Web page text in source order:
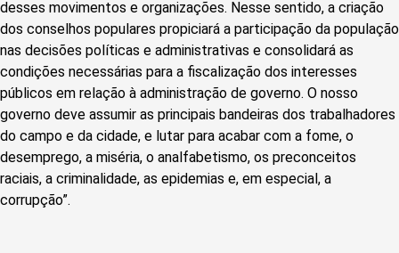
desses movimentos e organizações. Nesse sentido, a criação
dos conselhos populares propiciará a participação da população
nas decisões políticas e administrativas e consolidará as
condições necessárias para a fiscalização dos interesses
públicos em relação à administração de governo. O nosso
governo deve assumir as principais bandeiras dos trabalhadores
do campo e da cidade, e lutar para acabar com a fome, o
desemprego, a miséria, o analfabetismo, os preconceitos
raciais, a criminalidade, as epidemias e, em especial, a
corrupção”.